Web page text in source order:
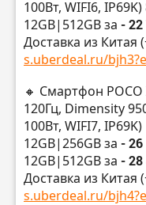
100Вт, WIFI6,
12GB|512GB за - 22
Доставка из
s.uberdeal.ru/
🔸 Смартфон
120Гц, Dimensity
100Вт, WIFI7, IP69K)
12GB|256GB за - 26
12GB|512GB за - 28
Доставка из
s.uberdeal.ru/